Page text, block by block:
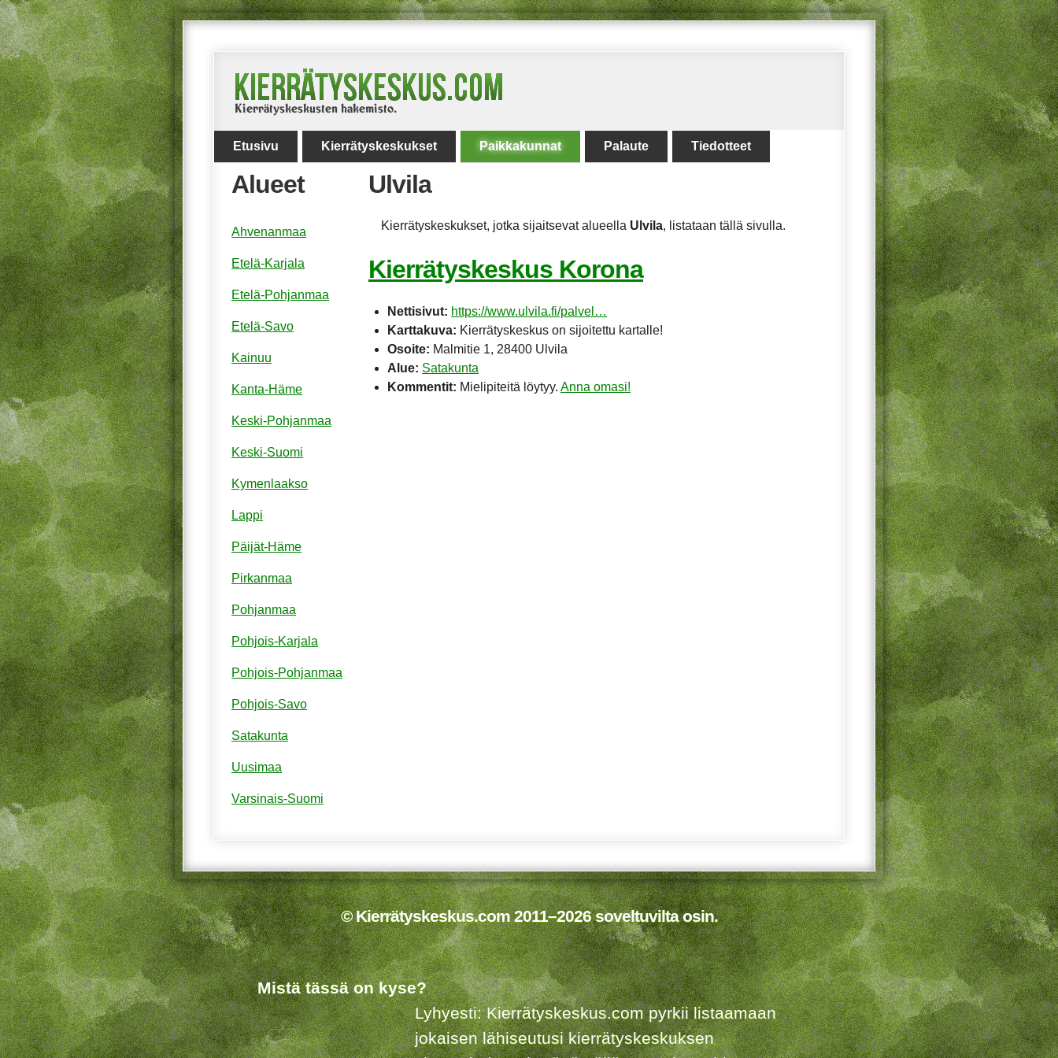
Etusivu Kierrätyskeskukset Paikkakunnat Palaute Tiedotteet
Ulvila
Kierrätyskeskukset, jotka sijaitsevat alueella Ulvila, listataan tällä sivulla.
Kierrätyskeskus Korona
Nettisivut: https://www.ulvila.fi/palvel…
Karttakuva: Kierrätyskeskus on sijoitettu kartalle!
Osoite: Malmitie 1, 28400 Ulvila
Alue: Satakunta
Kommentit: Mielipiteitä löytyy. Anna omasi!
Alueet
Ahvenanmaa
Etelä-Karjala
Etelä-Pohjanmaa
Etelä-Savo
Kainuu
Kanta-Häme
Keski-Pohjanmaa
Keski-Suomi
Kymenlaakso
Lappi
Päijät-Häme
Pirkanmaa
Pohjanmaa
Pohjois-Karjala
Pohjois-Pohjanmaa
Pohjois-Savo
Satakunta
Uusimaa
Varsinais-Suomi
© Kierrätyskeskus.com 2011–2026 soveltuvilta osin.
Mistä tässä on kyse?
Lyhyesti: Kierrätyskeskus.com pyrkii listaamaan
jokaisen lähiseutusi kierrätyskeskuksen